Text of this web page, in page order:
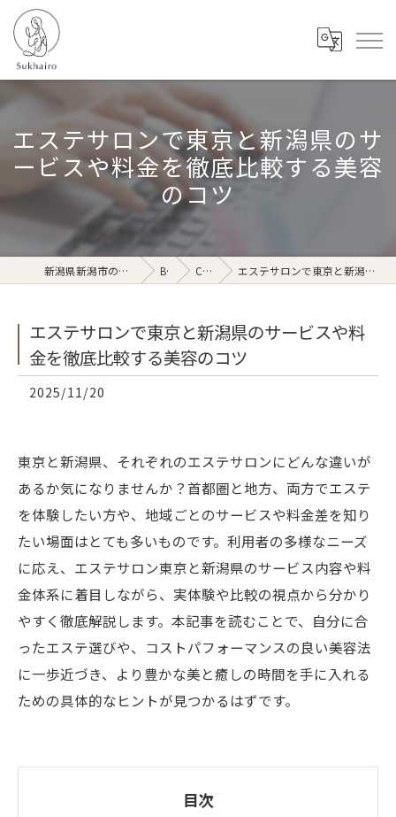
エステサロンで東京と新潟県のサ
ービスや料金を徹底比較する美容
のコツ
新潟県新潟市のリラクゼーションならSukhairo Blog Column エステサロンで東京と新潟県のサービスや料金を徹底比較する美容のコツ
エステサロンで東京と新潟県のサービスや料
金を徹底比較する美容のコツ
2025/11/20
東京と新潟県、それぞれのエステサロンにどんな違いが
あるか気になりませんか？首都圏と地方、両方でエステ
を体験したい方や、地域ごとのサービスや料金差を知り
たい場面はとても多いものです。利用者の多様なニーズ
に応え、エステサロン東京と新潟県のサービス内容や料
金体系に着目しながら、実体験や比較の視点から分かり
やすく徹底解説します。本記事を読むことで、自分に合
ったエステ選びや、コストパフォーマンスの良い美容法
に一歩近づき、より豊かな美と癒しの時間を手に入れる
ための具体的なヒントが見つかるはずです。
目次